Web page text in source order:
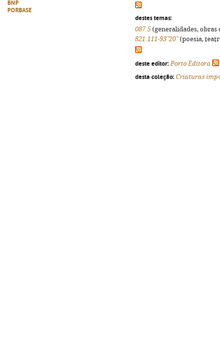
BNP
PORBASE
destes temas:
087.5 (generalidades,
821.111-93"20"(poesia,
deste editor: Porto Editora
desta coleção: Criaturas